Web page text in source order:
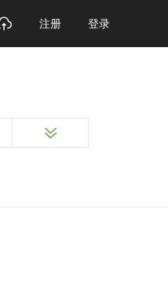
注册 登录